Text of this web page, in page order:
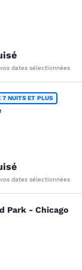
dates sélectionnées
7 NUITS ET PLUS
dates sélectionnées
Park -
Park - Chicago